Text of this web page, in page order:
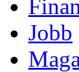
Jobb